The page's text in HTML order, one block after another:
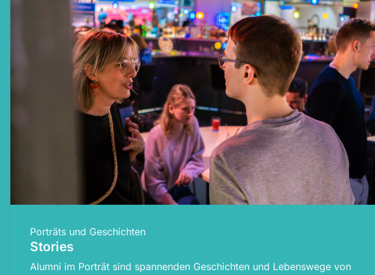
Porträts und Geschichten
Stories
Alumni im Porträt sind spannenden Geschichten und Lebenswege von